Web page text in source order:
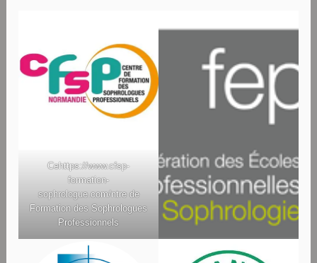
Cehttps://www.cfsp-
formation-
sophrologue.com/ntre de
Formation des Sophrologues
Professionnels